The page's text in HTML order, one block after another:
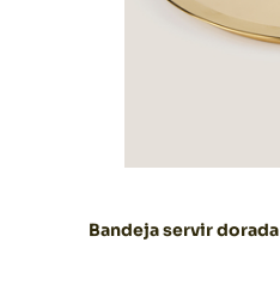
Bandeja servir dorada